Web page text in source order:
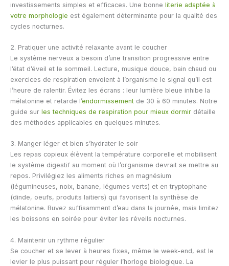
investissements simples et efficaces. Une bonne literie adaptée à
votre morphologie est également déterminante pour la qualité des
cycles nocturnes.
2. Pratiquer une activité relaxante avant le coucher
Le système nerveux a besoin d’une transition progressive entre
l’état d’éveil et le sommeil. Lecture, musique douce, bain chaud ou
exercices de respiration envoient à l’organisme le signal qu’il est
l’heure de ralentir. Évitez les écrans : leur lumière bleue inhibe la
mélatonine et retarde l’endormissement de 30 à 60 minutes. Notre
guide sur les techniques de respiration pour mieux dormir détaille
des méthodes applicables en quelques minutes.
3. Manger léger et bien s’hydrater le soir
Les repas copieux élèvent la température corporelle et mobilisent
le système digestif au moment où l’organisme devrait se mettre au
repos. Privilégiez les aliments riches en magnésium
(légumineuses, noix, banane, légumes verts) et en tryptophane
(dinde, oeufs, produits laitiers) qui favorisent la synthèse de
mélatonine. Buvez suffisamment d’eau dans la journée, mais limitez
les boissons en soirée pour éviter les réveils nocturnes.
4. Maintenir un rythme régulier
Se coucher et se lever à heures fixes, même le week-end, est le
levier le plus puissant pour réguler l’horloge biologique. La